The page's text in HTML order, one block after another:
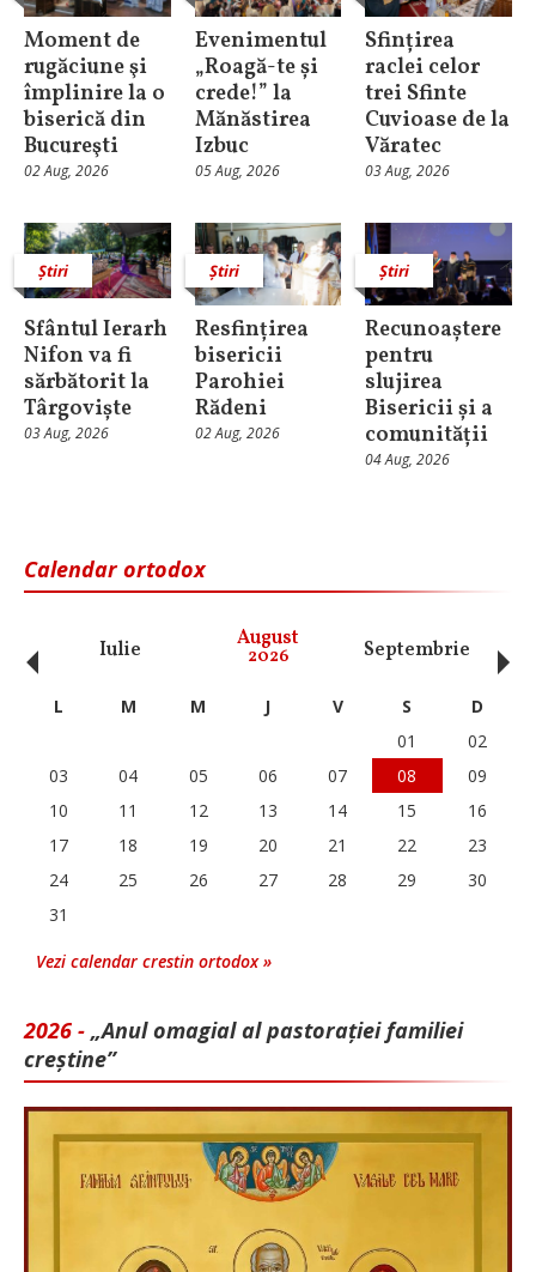
Moment de
rugăciune şi
împlinire la o
biserică din
Bucureşti
02 Aug, 2026
Evenimentul
„Roagă-te și
crede!” la
Mănăstirea
Izbuc
05 Aug, 2026
Sfințirea
raclei celor
trei Sfinte
Cuvioase de la
Văratec
03 Aug, 2026
Știri
Sfântul Ierarh
Nifon va fi
sărbătorit la
Târgoviște
03 Aug, 2026
Știri
Resfințirea
bisericii
Parohiei
Rădeni
02 Aug, 2026
Știri
Recunoaștere
pentru
slujirea
Bisericii și a
comunității
04 Aug, 2026
Calendar ortodox
Iulie August
2026 Septembrie
‹ L M M J V S
D
01
02
03
04 05 06 07 08
09
10
11 12 13 14 15
16
17
18 19 20 21 22
23
24
25 26 27 28 29
30
31
Vezi calendar crestin ortodox »
2026 - „Anul omagial al pastorației familiei
creștine”